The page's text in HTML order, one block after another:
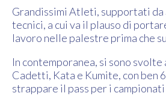
Grandissimi Atleti, supportati
tecnici, a cui va il plauso di
lavoro nelle palestre prima che
In contemporanea, si sono svolte
Cadetti, Kata e Kumite, con ben
strappare il pass per i